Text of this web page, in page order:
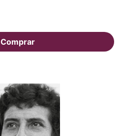
Comprar